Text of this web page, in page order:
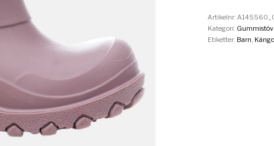
Artikelnr:
Kategori:
Etiketter: Barn